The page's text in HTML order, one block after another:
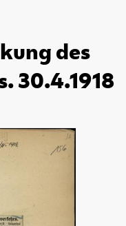
des
30.4.1918